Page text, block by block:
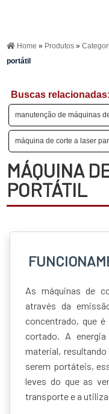
Home » Produtos»
portátil
Buscas relacionadas:
manutenção de máquinas
máquina de corte a laser
MÁQUINA
PORTÁTIL
As máquinas de
através da
concentrado, que
cortado. A
material,
serem portáteis,
leves do que as
transporte e a